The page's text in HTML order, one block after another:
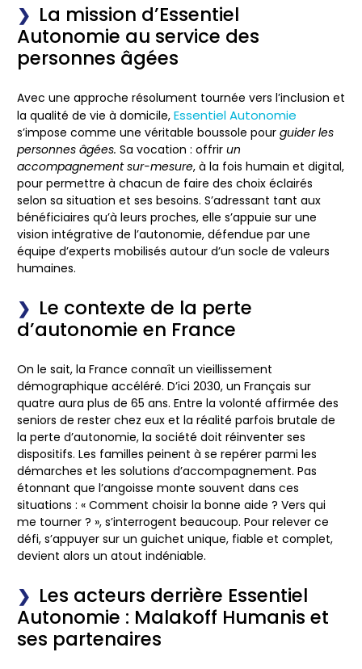
La mission d’Essentiel
Autonomie au service des
personnes âgées
Avec une approche résolument tournée vers l’inclusion et
la qualité de vie à domicile, Essentiel Autonomie
s’impose comme une véritable boussole pour guider les
personnes âgées. Sa vocation : offrir un
accompagnement sur-mesure, à la fois humain et digital,
pour permettre à chacun de faire des choix éclairés
selon sa situation et ses besoins. S’adressant tant aux
bénéficiaires qu’à leurs proches, elle s’appuie sur une
vision intégrative de l’autonomie, défendue par une
équipe d’experts mobilisés autour d’un socle de valeurs
humaines.
Le contexte de la perte
d’autonomie en France
On le sait, la France connaît un vieillissement
démographique accéléré. D’ici 2030, un Français sur
quatre aura plus de 65 ans. Entre la volonté affirmée des
seniors de rester chez eux et la réalité parfois brutale de
la perte d’autonomie, la société doit réinventer ses
dispositifs. Les familles peinent à se repérer parmi les
démarches et les solutions d’accompagnement. Pas
étonnant que l’angoisse monte souvent dans ces
situations : « Comment choisir la bonne aide ? Vers qui
me tourner ? », s’interrogent beaucoup. Pour relever ce
défi, s’appuyer sur un guichet unique, fiable et complet,
devient alors un atout indéniable.
Les acteurs derrière Essentiel
Autonomie : Malakoff Humanis et
ses partenaires